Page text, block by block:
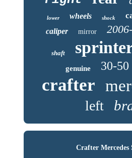
lower wheels shock
caliper mirror 2006-
shaft
genuine
30-50
crafter
left
Crafter Mercedes